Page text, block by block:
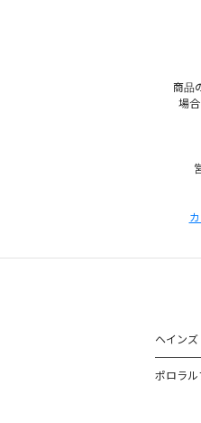
商品
場
ヘイン
ポロラル